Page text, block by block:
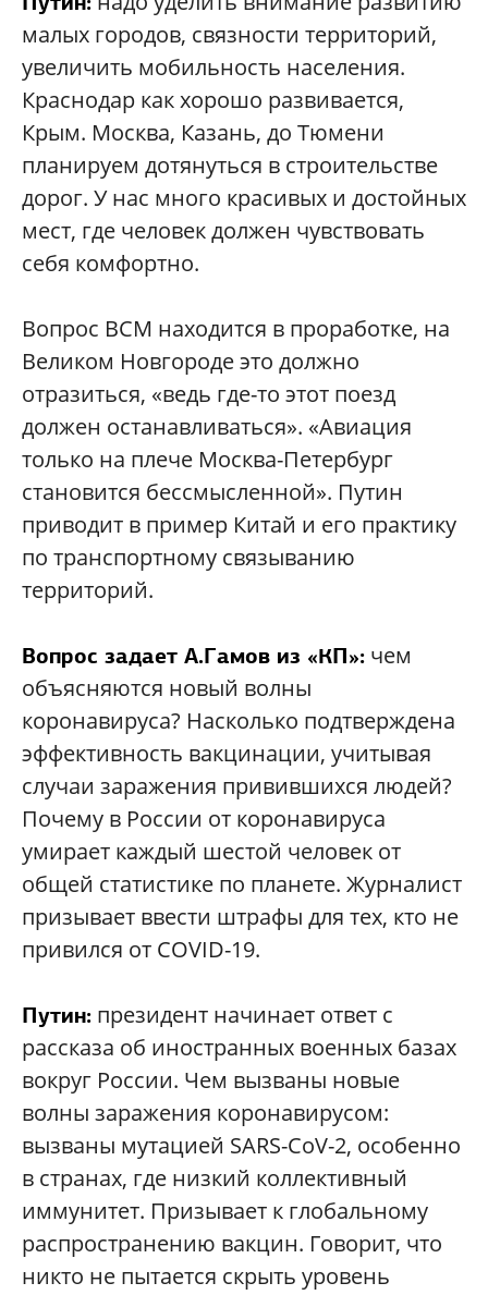
малых городов, связности территорий,
увеличить мобильность населения.
Краснодар как хорошо развивается,
Крым. Москва, Казань, до Тюмени
планируем дотянуться в строительстве
дорог. У нас много красивых и достойных
мест, где человек должен чувствовать
себя комфортно.
Вопрос ВСМ находится в проработке, на
Великом Новгороде это должно
отразиться, «ведь где-то этот поезд
должен останавливаться». «Авиация
только на плече Москва-Петербург
становится бессмысленной». Путин
приводит в пример Китай и его практику
по транспортному связыванию
территорий.
Вопрос задает А.Гамов из «КП»: чем
объясняются новый волны
коронавируса? Насколько подтверждена
эффективность вакцинации, учитывая
случаи заражения привившихся людей?
Почему в России от коронавируса
умирает каждый шестой человек от
общей статистике по планете. Журналист
призывает ввести штрафы для тех, кто не
привился от COVID-19.
Путин: президент начинает ответ с
рассказа об иностранных военных базах
вокруг России. Чем вызваны новые
волны заражения коронавирусом:
вызваны мутацией SARS-CoV-2, особенно
в странах, где низкий коллективный
иммунитет. Призывает к глобальному
распространению вакцин. Говорит, что
никто не пытается скрыть уровень